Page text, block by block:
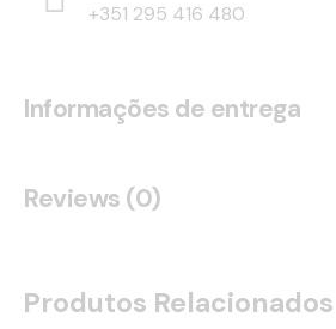
+351 295 416 480
Informações de entrega
Reviews (0)
Produtos Relacionados